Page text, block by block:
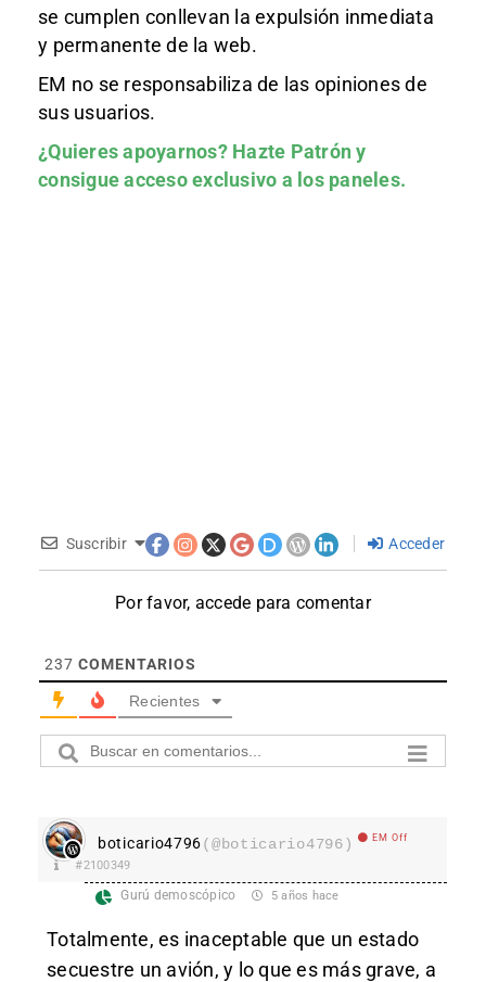
se cumplen conllevan la expulsión inmediata
y permanente de la web.
EM no se responsabiliza de las opiniones de
sus usuarios.
¿Quieres apoyarnos? Hazte Patróny
consigue acceso exclusivo a los paneles.
Suscribir Acceder
Por favor, accede para comentar
237 COMENTARIOS
Recientes
boticario4796(@boticario4796) EM Off
#2100349
Gurú demoscópico 5 años hace
Totalmente, es inaceptable que un estado
secuestre un avión, y lo que es más grave, a